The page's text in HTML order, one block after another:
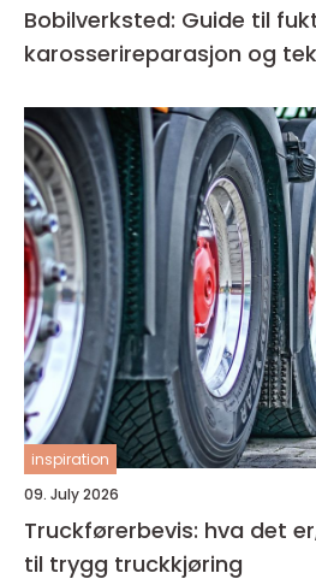
Bobilverksted: Guide til
karosserireparasjon og
inspiration
09. July 2026
Truckførerbevis: hva det
til trygg truckkjøring